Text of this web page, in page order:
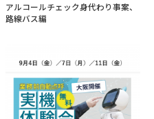
アルコールチェック身代わり事案、
路線バス編